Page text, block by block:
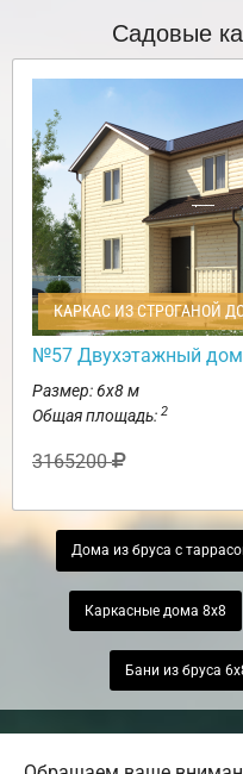
Садовые
КАРКАС ИЗ СТРОГАНОЙ
№57 Двухэтажный дом
Размер: 6х8 м
Общая площадь: 2
3165200
Дома из бруса с
Каркасные дома 8х8
Бани из бруса